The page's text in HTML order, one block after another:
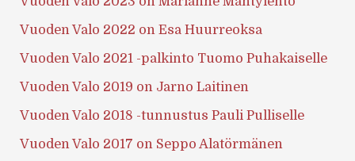
Vuoden Valo 2022 on Esa Huurreoksa
Vuoden Valo 2021 -palkinto Tuomo Puhakaiselle
Vuoden Valo 2019 on Jarno Laitinen
Vuoden Valo 2018 -tunnustus Pauli Pulliselle
Vuoden Valo 2017 on Seppo Alatörmänen